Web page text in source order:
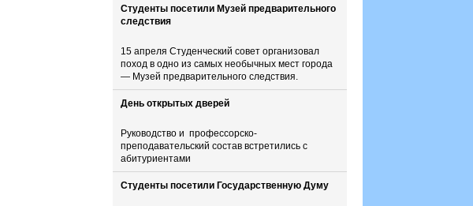
Студенты посетили Музей предварительного
следствия
15 апреля Студенческий совет организовал
поход в одно из самых необычных мест города
— Музей предварительного следствия.
День открытых дверей
Руководство и профессорско-
преподавательский состав встретились с
абитуриентами
Студенты посетили Государственную Думу